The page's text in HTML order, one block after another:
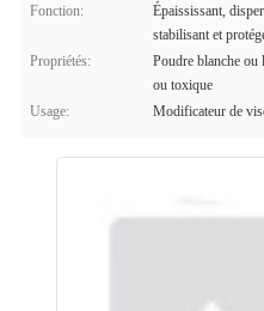
Fonction:
Épaississant,
stabilisant et
Propriétés:
Poudre blanche ou
ou toxique
Usage:
Modificateur de